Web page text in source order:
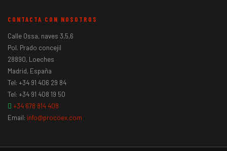
CONTACTA CON NOSOTROS
Calle Ossa, naves 3,5,6
Pol. Prado concejil
28890, Loeches
Madrid, España
Tel: +34 91 406 29 84
Tel: +34 91 408 19 50
+34 678 814 408
Email: info@procoex.com